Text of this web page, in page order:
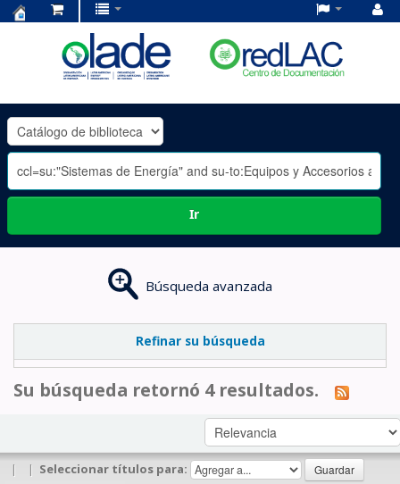
OLADE
-
Ir
Búsqueda avanzada
Refinar su búsqueda
Su búsqueda retornó 4 resultados.
| | Seleccionar títulos para: